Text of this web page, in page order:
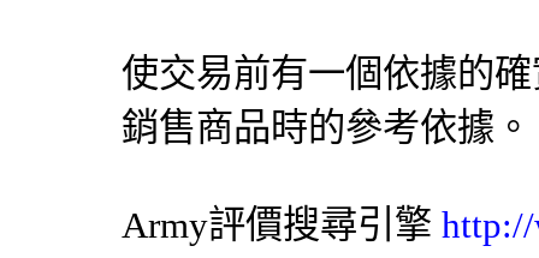
使交易前有一個依據的
銷售商品時的參考依據。
Army評價搜尋引擎